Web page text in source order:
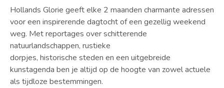
Hollands Glorie geeft elke 2 maanden charmante adressen
voor een inspirerende dagtocht of een gezellig weekend
weg. Met reportages over schitterende
natuurlandschappen, rustieke
dorpjes, historische steden en een uitgebreide
kunstagenda ben je altijd op de hoogte van zowel actuele
als tijdloze bestemmingen.